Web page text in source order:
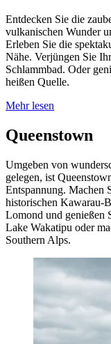
Entdecken Sie die
vulkanischen Wunder
Erleben Sie die
Nähe. Verjüngen Sie
Schlammbad. Oder
heißen Quelle.
Mehr lesen
Queenstown
Umgeben von
gelegen, ist
Entspannung. Machen
historischen Kawarau-
Lomond und genießen
Lake Wakatipu oder
Southern Alps.